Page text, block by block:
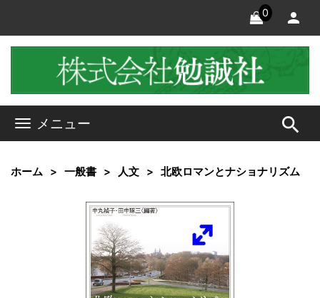
0
メニュー search
ホーム 一般書 人文 北欧ロマンとナショナリズム